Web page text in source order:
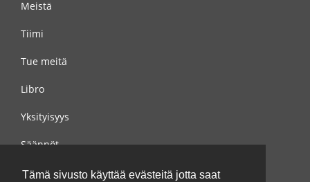
Tämä sivusto käyttää evästeitä jotta saat
Meistä
Tiimi
Tue meitä
Libro
Yksityisyys
Säännöt
Ota yhteyttä meihin